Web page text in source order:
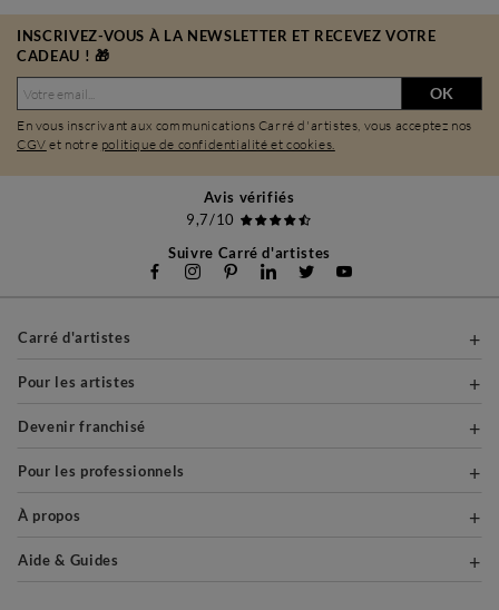
INSCRIVEZ-VOUS À LA NEWSLETTER ET RECEVEZ VOTRE
CADEAU ! 🎁
OK
En vous inscrivant aux communications Carré d'artistes, vous acceptez nos
CGV et notre politique de confidentialité et cookies.
Avis vérifiés
9,7/10
Suivre Carré d'artistes
Carré d'artistes
Pour les artistes
Devenir franchisé
Pour les professionnels
À propos
Aide & Guides